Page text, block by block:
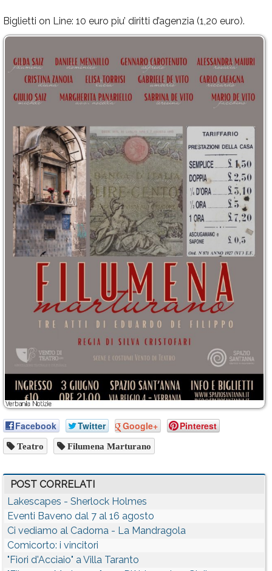
Biglietti on Line: 10 euro piu’ diritti d’agenzia (1,20 euro).
Facebook Twitter Google+ Pinterest
Teatro Filumena Marturano
POST CORRELATI
Lakescapes - Sherlock Holmes
Eventi Baveno dal 7 al 16 agosto
Ci vediamo al Cadorna - La Mandragola
Comicorto: i vincitori
"Fiori d'Acciaio" a Villa Taranto